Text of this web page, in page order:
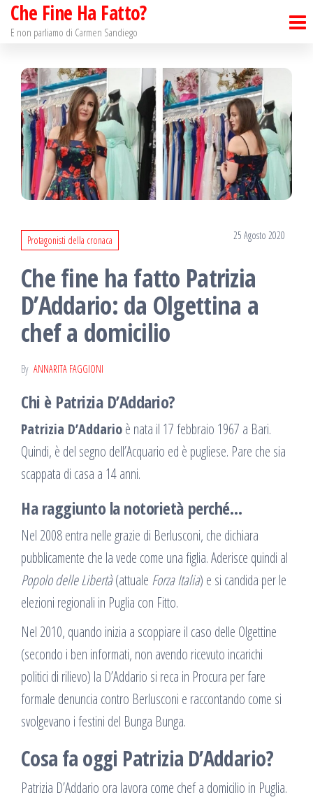
Salta
contenuto
Che Fine Ha Fatto?
E non parliamo di Carmen Sandiego
Protagonisti della cronaca 25 Agosto 2020
Che fine ha fatto Patrizia
D’Addario: da Olgettina a
chef a domicilio
By ANNARITA FAGGIONI
Chi è Patrizia D’Addario?
Patrizia D’Addarioè nata il 17 febbraio 1967 a Bari.
Quindi, è del segno dell’Acquario ed è pugliese. Pare che sia
scappata di casa a 14 anni.
Ha raggiunto la notorietà perché…
Nel 2008 entra nelle grazie di Berlusconi, che dichiara
pubblicamente che la vede come una figlia. Aderisce quindi al
Popolo delle Libertà(attuale Forza Italia) e si candida per le
elezioni regionali in Puglia con Fitto.
Nel 2010, quando inizia a scoppiare il caso delle Olgettine
(secondo i ben informati, non avendo ricevuto incarichi
politici di rilievo) la D’Addario si reca in Procura per fare
formale denuncia contro Berlusconi e raccontando come si
svolgevano i festini del Bunga Bunga.
Cosa fa oggi Patrizia D’Addario?
Patrizia D’Addario ora lavora come chef a domicilio in Puglia.